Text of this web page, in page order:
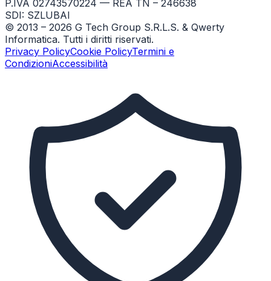
P.IVA 02743570224 — REA TN – 246638
SDI: SZLUBAI
© 2013 – 2026 G Tech Group S.R.L.S. & Qwerty
Informatica. Tutti i diritti riservati.
Privacy PolicyCookie PolicyTermini e
CondizioniAccessibilità